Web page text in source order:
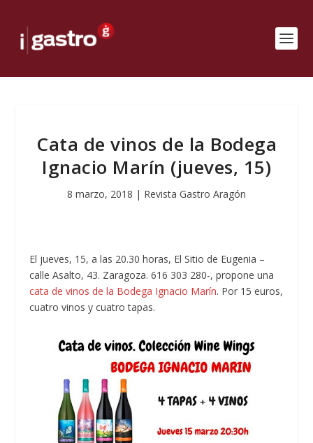
Cata de vinos de la Bodega
Ignacio Marín (jueves, 15)
8 marzo, 2018 | Revista Gastro Aragón
El jueves, 15, a las 20.30 horas, El Sitio de Eugenia –
calle Asalto, 43. Zaragoza. 616 303 280-, propone una
cata de vinos de la Bodega Ignacio Marín. Por 15 euros,
cuatro vinos y cuatro tapas.